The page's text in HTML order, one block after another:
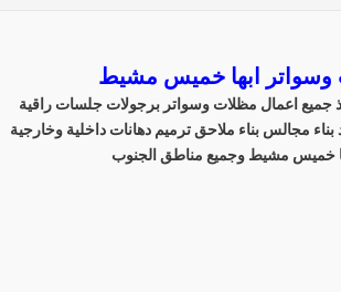
وسواتر ابها خميس مشيط
جميع اعمال مظلات وسواتر برجولات جلسات راقية
مجالس بناء ملاحق ترميم دهانات داخلية وخارجية
خميس مشيط وجميع مناطق الجنوب